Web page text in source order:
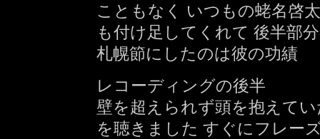
こともなく いつもの蛯名啓
も付け足してくれて 後半部
札幌節にしたのは彼の功績
レコーディングの後半
壁を超えられず頭を抱えて
を聴きました すぐにフレー